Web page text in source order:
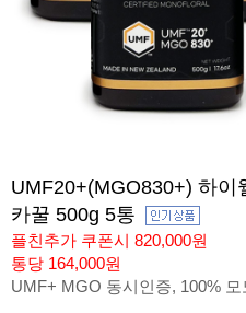
UMF20+(MGO830+) 하이
카꿀 500g 5통
플친추가 쿠폰시 820,000원
통당 164,000원
UMF+ MGO 동시인증, 100%